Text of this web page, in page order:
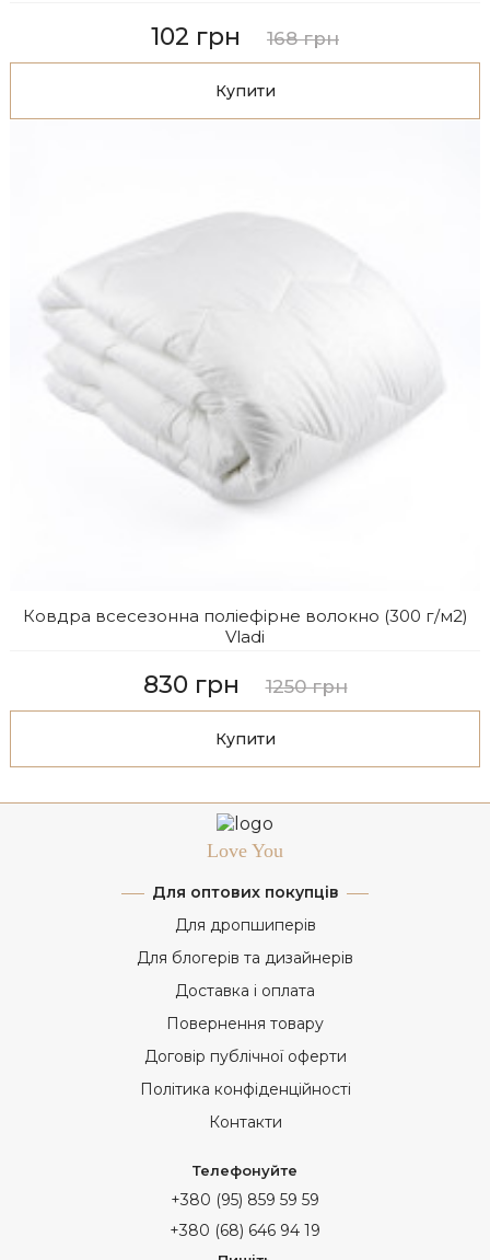
102 грн 168 грн
Купити
Ковдра всесезонна поліефірне волокно (300 г/м2)
Vladi
830 грн 1250 грн
Купити
Love You
Для оптових покупців
Для дропшиперів
Для блогерів та дизайнерів
Доставка і оплата
Повернення товару
Договір публічної оферти
Політика конфіденційності
Контакти
Телефонуйте
+380 (95) 859 59 59
+380 (68) 646 94 19